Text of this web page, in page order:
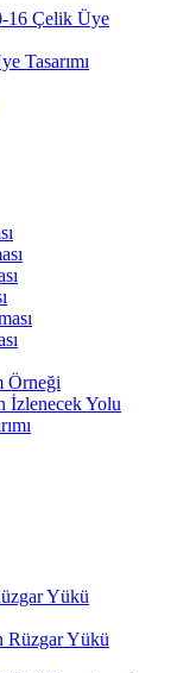
16 Çelik Üye
Tasarımı
Örneği
İzlenecek Yolu
Yükü
Rüzgar Yükü